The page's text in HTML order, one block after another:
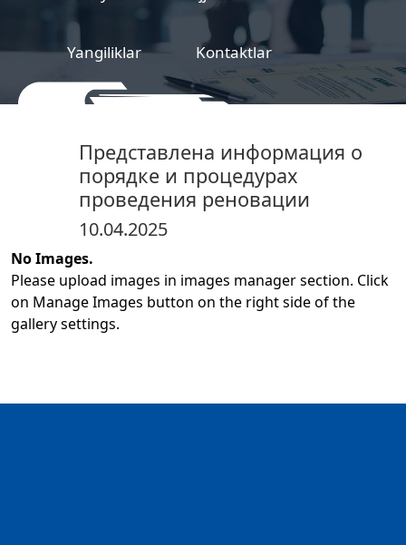
Yangiliklar Kontaktlar
sertifikatlashtirish markazi
Представлена информация о
порядке и процедурах
проведения реновации
10.04.2025
No Images.
Please upload images in images manager section. Click
on Manage Images button on the right side of the
gallery settings.